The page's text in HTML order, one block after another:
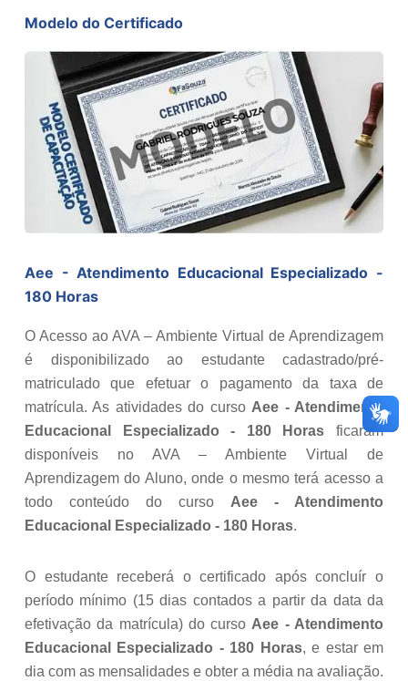
Modelo do Certificado
Aee - Atendimento Educacional Especializado -
180 Horas
O Acesso ao AVA – Ambiente Virtual de Aprendizagem
é disponibilizado ao estudante cadastrado/pré-
matriculado que efetuar o pagamento da taxa de
matrícula. As atividades do curso Aee - Atendimento
Educacional Especializado - 180 Horas ficaram
disponíveis no AVA – Ambiente Virtual de
Aprendizagem do Aluno, onde o mesmo terá acesso a
todo conteúdo do curso Aee - Atendimento
Educacional Especializado - 180 Horas.
O estudante receberá o certificado após concluír o
período mínimo (15 dias contados a partir da data da
efetivação da matrícula) do curso Aee - Atendimento
Educacional Especializado - 180 Horas, e estar em
dia com as mensalidades e obter a média na avaliação.